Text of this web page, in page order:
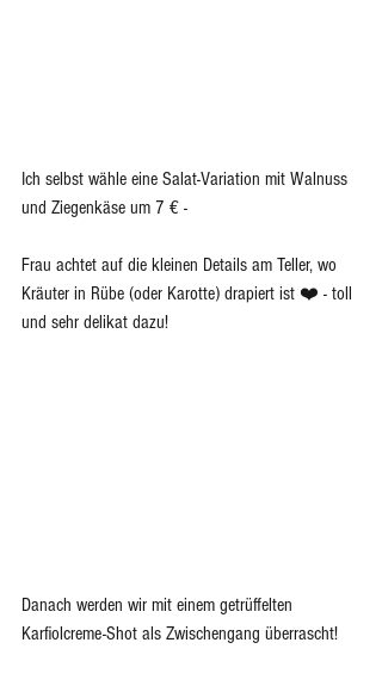
Ich selbst wähle eine Salat-Variation mit Walnuss
und Ziegenkäse um 7 € -
Frau achtet auf die kleinen Details am Teller, wo
Kräuter in Rübe (oder Karotte) drapiert ist ❤️ - toll
und sehr delikat dazu!
Danach werden wir mit einem getrüffelten
Karfiolcreme-Shot als Zwischengang überrascht!